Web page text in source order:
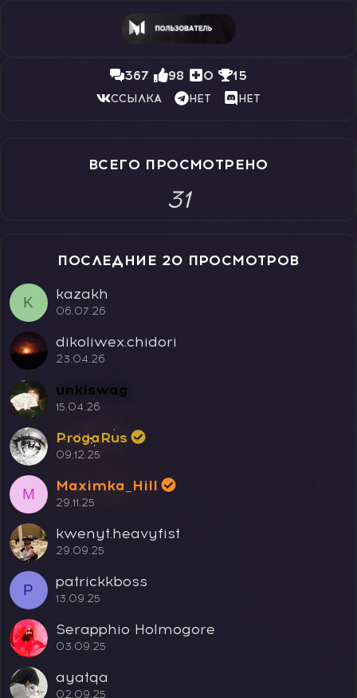
367 98 0 15
ССЫЛКА НЕТ НЕТ
ВСЕГО ПРОСМОТРЕНО
31
ПОСЛЕДНИЕ 20 ПРОСМОТРОВ
K kazakh
06.07.26
dikoliwex.chidori
23.04.26
unkiswag
15.04.26
ProgaRus
09.12.25
M Maximka_Hill
29.11.25
kwenyt.heavyfist
29.09.25
P patrickkboss
13.09.25
Serapphio Holmogore
03.09.25
ayatqa
02.09.25